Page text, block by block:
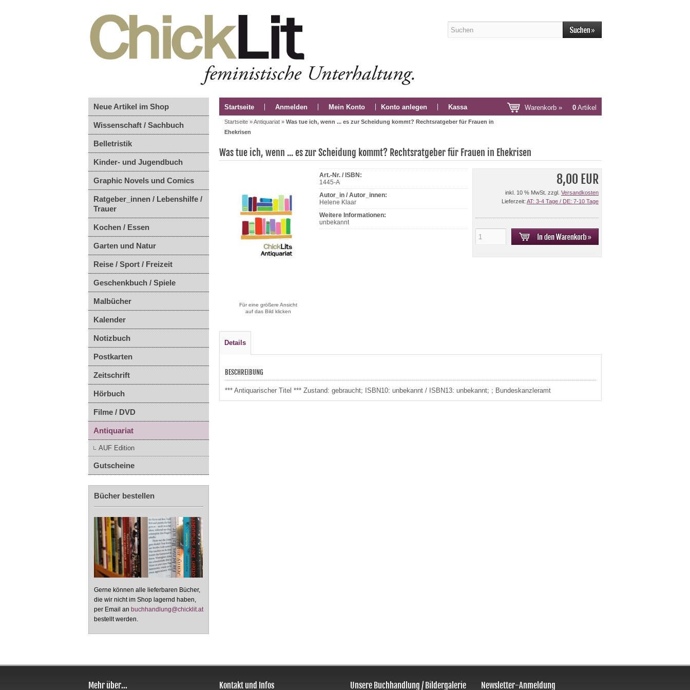
Neue Artikel im Shop
Wissenschaft / Sachbuch
Belletristik
Kinder- und Jugendbuch
Graphic Novels und Comics
Ratgeber_innen / Lebenshilfe /
Trauer
Kochen / Essen
Garten und Natur
Reise / Sport / Freizeit
Geschenkbuch / Spiele
Malbücher
Kalender
Notizbuch
Postkarten
Zeitschrift
Hörbuch
Filme / DVD
Antiquariat
AUF Edition
Gutscheine
Bücher bestellen
Gerne können alle lieferbaren Bücher,
die wir nicht im Shop lagernd haben,
per Email an buchhandlung@chicklit.at
bestellt werden.
Startseite Anmelden Mein Konto Konto anlegen Kassa Warenkorb » 0 Artikel
Startseite »Antiquariat » Was tue ich, wenn ... es zur Scheidung kommt? Rechtsratgeber für Frauen in
Ehekrisen
Was tue ich, wenn ... es zur Scheidung kommt? Rechtsratgeber für Frauen in Ehekrisen
Für eine größere Ansicht
auf das Bild klicken
Art.-Nr. / ISBN:
1445-A
Autor_in / Autor_innen:
Helene Klaar
Weitere Informationen:
unbekannt
8,00 EUR
inkl. 10 % MwSt. zzgl. Versandkosten
Lieferzeit: AT: 3-4 Tage / DE: 7-10 Tage
Details
BESCHREIBUNG
*** Antiquarischer Titel *** Zustand: gebraucht; ISBN10: unbekannt / ISBN13: unbekannt; ; Bundeskanzleramt
Mehr über... Kontakt und Infos Unsere Buchhandlung / Bildergalerie Newsletter-Anmeldung